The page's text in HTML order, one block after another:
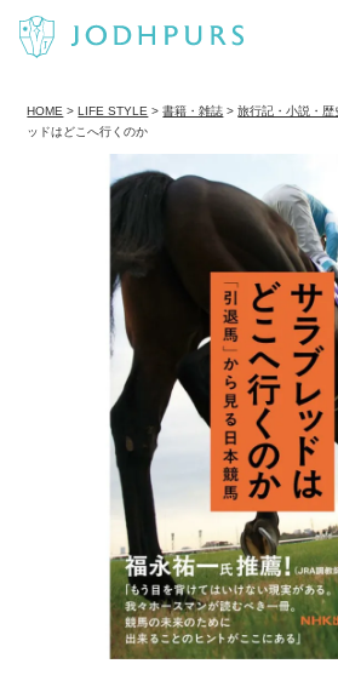
HOME LIFE STYLE 書籍・雑誌 旅行記・小説・歴
ッドはどこへ行くのか